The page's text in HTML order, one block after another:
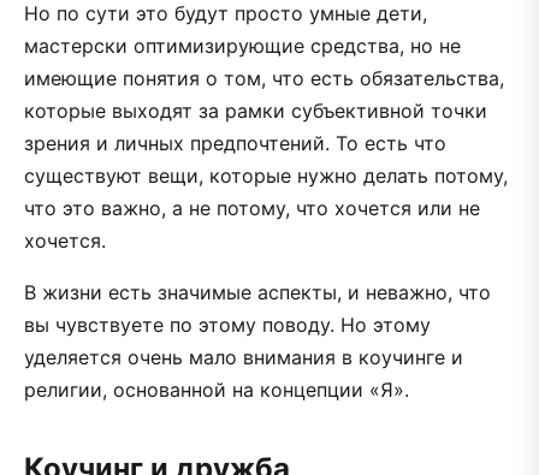
Но по сути это будут просто умные дети,
мастерски оптимизирующие средства, но не
имеющие понятия о том, что есть обязательства,
которые выходят за рамки субъективной точки
зрения и личных предпочтений. То есть что
существуют вещи, которые нужно делать потому,
что это важно, а не потому, что хочется или не
хочется.
В жизни есть значимые аспекты, и неважно, что
вы чувствуете по этому поводу. Но этому
уделяется очень мало внимания в коучинге и
религии, основанной на концепции «Я».